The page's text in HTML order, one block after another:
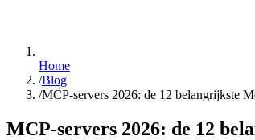
Home
/Blog
/MCP-servers 2026: de 12 belangrijkste
MCP-servers 2026: de 12